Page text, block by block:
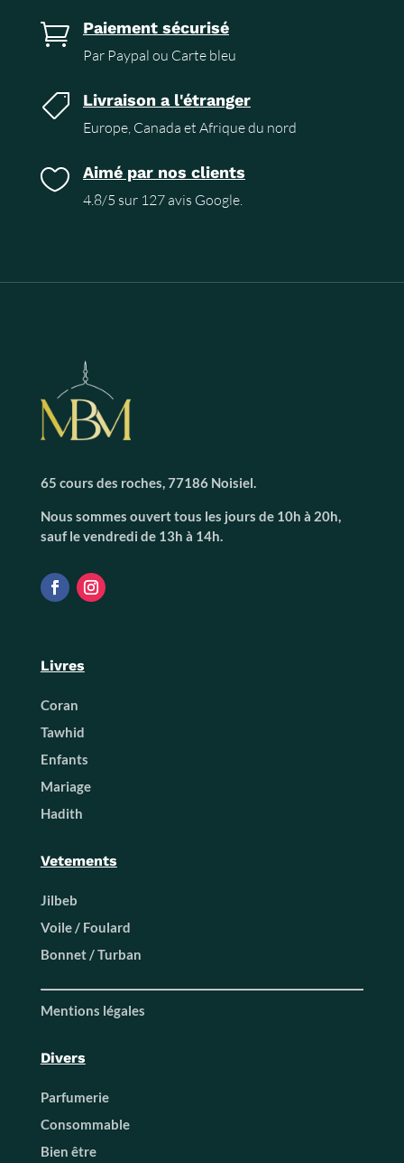
 Paiement sécurisé
Par Paypal ou Carte bleu
 Livraison a l'étranger
Europe, Canada et Afrique du nord
 Aimé par nos clients
4.8/5 sur 127 avis Google.
65 cours des roches, 77186 Noisiel.
Nous sommes ouvert tous les jours de 10h à 20h,
sauf le vendredi de 13h à 14h.
Livres
Coran
Tawhid
Enfants
Mariage
Hadith
Vetements
Jilbeb
Voile / Foulard
Bonnet / Turban
Mentions légales
Divers
Parfumerie
Consommable
Bien être